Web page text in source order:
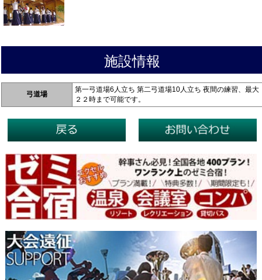
施設情報
弓道場
第一弓道場6人立ち 第二弓道場10人立ち 夜間の練習、最大
２２時まで可能です。